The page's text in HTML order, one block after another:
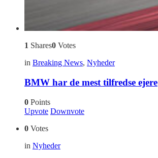
1 Shares0 Votes
in Breaking News, Nyheder
BMW har de mest tilfredse ejere
0 Points
Upvote Downvote
0 Votes
in Nyheder